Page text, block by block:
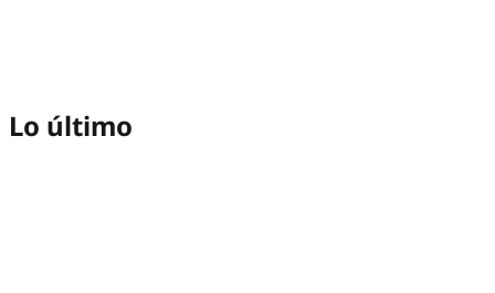
Lo último